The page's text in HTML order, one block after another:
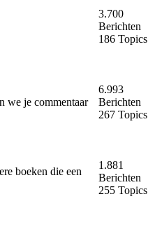
3.700
Berichten
186 Topics
we je commentaar
6.993
Berichten
267 Topics
boeken die een
1.881
Berichten
255 Topics